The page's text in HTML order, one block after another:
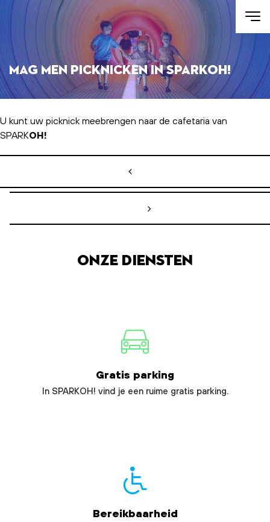
Skip to main content
Mag men picknicken in SPARKOH!
U kunt uw picknick meebrengen naar de cafetaria van
SPARKOH!
Bericht navigatie
Onze diensten
Gratis parking
In SPARKOH! vind je een ruime gratis parking.
Bereikbaarheid